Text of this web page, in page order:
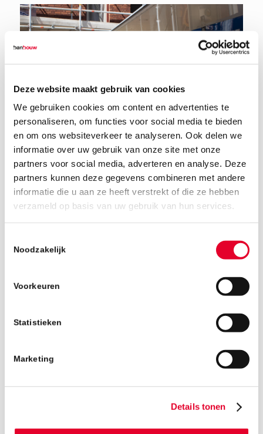
Deze website maakt gebruik van cookies
We gebruiken cookies om content en advertenties te
personaliseren, om functies voor social media te bieden
en om ons websiteverkeer te analyseren. Ook delen we
informatie over uw gebruik van onze site met onze
partners voor social media, adverteren en analyse. Deze
partners kunnen deze gegevens combineren met andere
informatie die u aan ze heeft verstrekt of die ze hebben
verzameld op basis van uw gebruik van hun services.
Noodzakelijk
Voorkeuren
Statistieken
Marketing
Details tonen
4 juli 2019